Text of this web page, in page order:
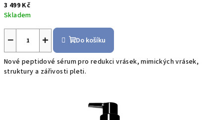
l
s
3 499 Kč
Skladem
+
− Do košíku
Nové peptidové sérum pro redukci vrásek, mimických vrásek,
struktury a zářivosti pleti.